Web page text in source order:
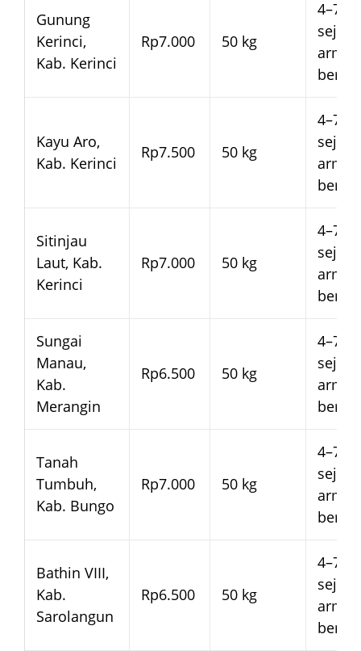
Gunung
Kerinci,
Kab. Kerinci
Rp7.000 50 kg
4–7
sejak
Kayu Aro,
Kab. Kerinci
Rp7.500 50 kg
4–7
sejak
Sitinjau
Laut, Kab.
Kerinci
Rp7.000 50 kg
4–7
sejak
Sungai
Manau,
Kab.
Merangin
Rp6.500 50 kg
4–7
sejak
Tanah
Tumbuh,
Kab. Bungo
Rp7.000 50 kg
4–7
sejak
Bathin VIII,
Kab.
Sarolangun
Rp6.500 50 kg
4–7
sejak